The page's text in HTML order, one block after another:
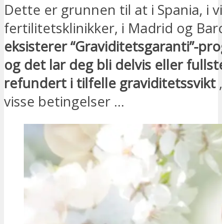
Dette er grunnen til at i Spania, i
fertilitetsklinikker, i Madrid og
eksisterer “Graviditetsgaranti”-
og det lar deg bli delvis eller
refundert i tilfelle graviditetssvikt
visse betingelser …